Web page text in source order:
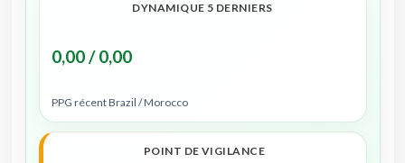
DYNAMIQUE 5 DERNIERS
0,00 / 0,00
PPG récent Brazil / Morocco
POINT DE VIGILANCE